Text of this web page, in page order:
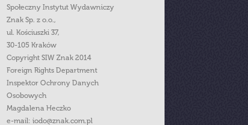
Społeczny Instytut Wydawniczy
Znak Sp. z o.o.,
ul. Kościuszki 37,
30-105 Kraków
Copyright SIW Znak 2014
Foreign Rights Department
Inspektor Ochrony Danych
Osobowych
Magdalena Heczko
e-mail: iodo@znak.com.pl